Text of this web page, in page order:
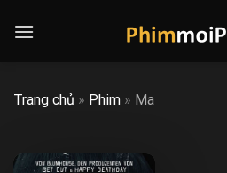
Trang chủ » Phim » Ma